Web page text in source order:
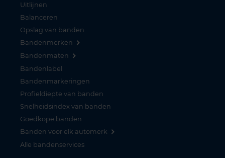
Uitlijnen
Balanceren
Opslag van banden
Bandenmerken
Bandenmaten
Bandenlabel
Bandenmarkeringen
Profieldiepte van banden
Snelheidsindex van banden
Goedkope banden
Banden voor elk automerk
Alle bandenservices